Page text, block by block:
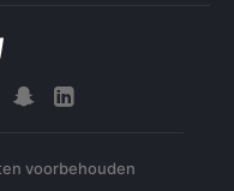
voorbehouden